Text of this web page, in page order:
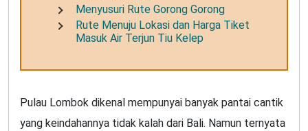
Menyusuri Rute Gorong Gorong
Rute Menuju Lokasi dan Harga Tiket
Masuk Air Terjun Tiu Kelep
Pulau Lombok dikenal mempunyai banyak pantai cantik
yang keindahannya tidak kalah dari Bali. Namun ternyata